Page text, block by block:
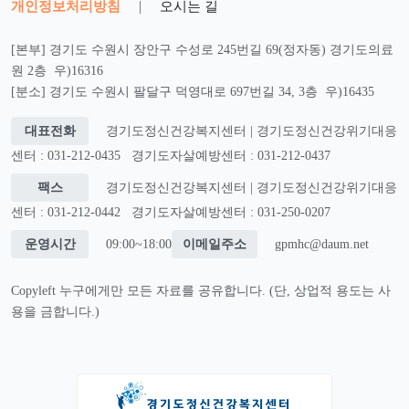
개인정보처리방침 | 오시는 길
[본부] 경기도 수원시 장안구 수성로 245번길 69(정자동) 경기도의료
원 2층 우)16316
[분소] 경기도 수원시 팔달구 덕영대로 697번길 34, 3층 우)16435
대표전화
경기도정신건강복지센터 | 경기도정신건강위기대응
센터 : 031-212-0435
경기도자살예방센터 : 031-212-0437
팩스
경기도정신건강복지센터 | 경기도정신건강위기대응
센터 : 031-212-0442
경기도자살예방센터 : 031-250-0207
운영시간 09:00~18:00 이메일주소 gpmhc@daum.net
Copyleft 누구에게만 모든 자료를 공유합니다. (단, 상업적 용도는 사
용을 금합니다.)